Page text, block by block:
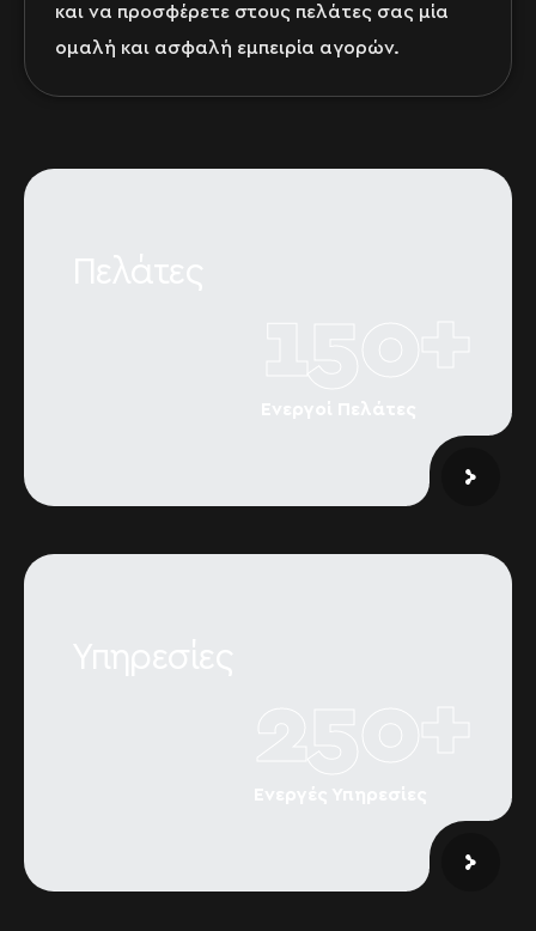
και να προσφέρετε στους πελάτες σας μία
ομαλή και ασφαλή εμπειρία αγορών.